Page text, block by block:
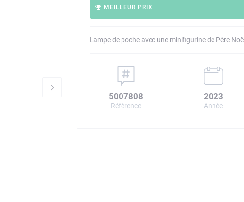
MEILLEUR PRIX
Lampe de poche avec une minifigurine de Père Noël
5007808
Référence
2023
Année